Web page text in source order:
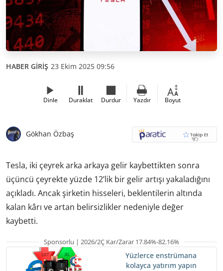
HABER GİRİŞ 23 Ekim 2025 09:56
Dinle Duraklat Durdur Yazdır Boyut
Gökhan Özbaş
Tesla, iki çeyrek arka arkaya gelir kaybettikten sonra
üçüncü çeyrekte yüzde 12’lik bir gelir artışı yakaladığını
açıkladı. Ancak şirketin hisseleri, beklentilerin altında
kalan kârı ve artan belirsizlikler nedeniyle değer
kaybetti.
Sponsorlu | 2026/2Ç Kar/Zarar 17.84%-82.16%
Yüzlerce enstrümana
kolayca yatırım yapın